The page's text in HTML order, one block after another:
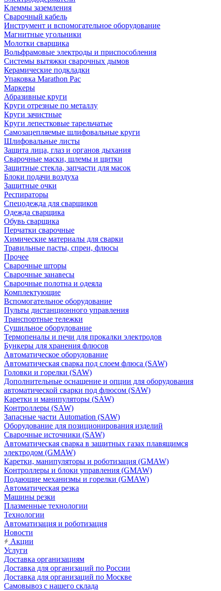
Клеммы заземления
Сварочный кабель
Инструмент и вспомогательное оборудование
Магнитные угольники
Молотки сварщика
Вольфрамовые электроды и приспособления
Системы вытяжки сварочных дымов
Керамические подкладки
Упаковка Marathon Pac
Маркеры
Абразивные круги
Круги отрезные по металлу
Круги зачистные
Круги лепестковые тарельчатые
Самозацепляемые шлифовальные круги
Шлифовальные листы
Защита лица, глаз и органов дыхания
Сварочные маски, шлемы и щитки
Защитные стекла, запчасти для масок
Блоки подачи воздуха
Защитные очки
Респираторы
Спецодежда для сварщиков
Одежда сварщика
Обувь сварщика
Перчатки сварочные
Химические материалы для сварки
Травильные пасты, спреи, флюсы
Прочее
Сварочные шторы
Сварочные занавесы
Сварочные полотна и одеяла
Комплектующие
Вспомогательное оборудование
Пульты дистанционного управления
Транспортные тележки
Сушильное оборудование
Термопеналы и печи для прокалки электродов
Бункеры для хранения флюсов
Автоматическое оборудование
Автоматическая сварка под слоем флюса (SAW)
Головки и горелки (SAW)
Дополнительные оснащение и опции для оборудования
автоматической сварки под флюсом (SAW)
Каретки и манипуляторы (SAW)
Контроллеры (SAW)
Запасные части Automation (SAW)
Оборудование для позиционирования изделий
Сварочные источники (SAW)
Автоматическая сварка в защитных газах плавящимся
электродом (GMAW)
Каретки, манипуляторы и роботизация (GMAW)
Контроллеры и блоки управления (GMAW)
Подающие механизмы и горелки (GMAW)
Автоматическая резка
Машины резки
Плазменные технологии
Технологии
Автоматизация и роботизация
Новости
Акции
Услуги
Доставка организациям
Доставка для организаций по России
Доставка для организаций по Москве
Самовывоз с нашего склада